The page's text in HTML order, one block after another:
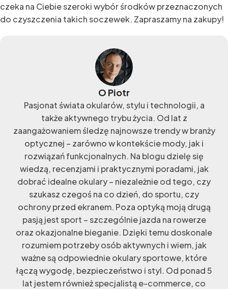
czeka na Ciebie szeroki wybór środków przeznaczonych
do czyszczenia takich soczewek. Zapraszamy na zakupy!
O Piotr
Pasjonat świata okularów, stylu i technologii, a
także aktywnego trybu życia. Od lat z
zaangażowaniem śledzę najnowsze trendy w branży
optycznej – zarówno w kontekście mody, jak i
rozwiązań funkcjonalnych. Na blogu dzielę się
wiedzą, recenzjami i praktycznymi poradami, jak
dobrać idealne okulary – niezależnie od tego, czy
szukasz czegoś na co dzień, do sportu, czy
ochrony przed ekranem. Poza optyką moją drugą
pasją jest sport – szczególnie jazda na rowerze
oraz okazjonalne bieganie. Dzięki temu doskonale
rozumiem potrzeby osób aktywnych i wiem, jak
ważne są odpowiednie okulary sportowe, które
łączą wygodę, bezpieczeństwo i styl. Od ponad 5
lat jestem również specjalistą e-commerce, co